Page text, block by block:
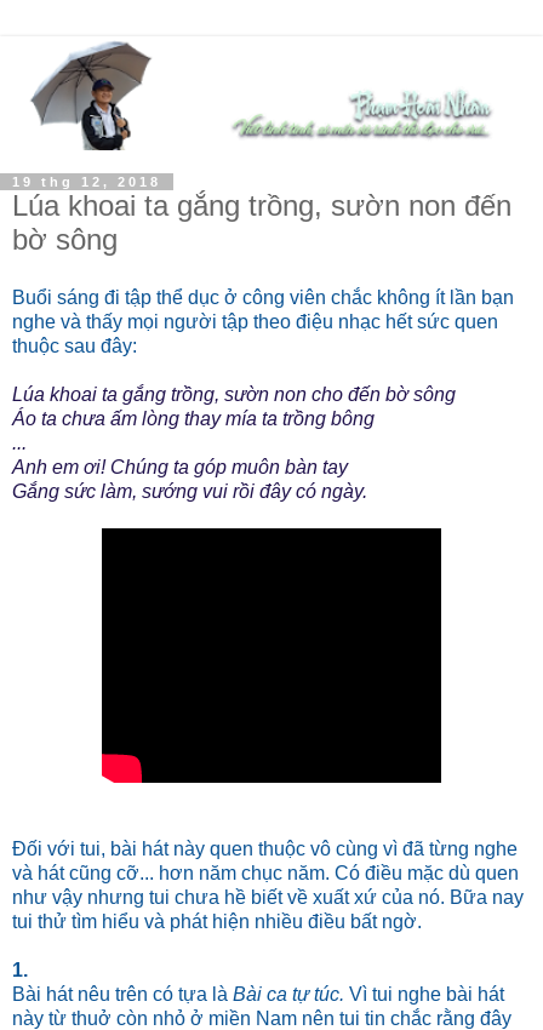
19 thg 12, 2018
Lúa khoai ta gắng trồng, sườn non đến
bờ sông
Buổi sáng đi tập thể dục ở công viên chắc không ít lần bạn
nghe và thấy mọi người tập theo điệu nhạc hết sức quen
thuộc sau đây:
Lúa khoai ta gắng trồng, sườn non cho đến bờ sông
Áo ta chưa ấm lòng thay mía ta trồng bông
...
Anh em ơi! Chúng ta góp muôn bàn tay
Gắng sức làm, sướng vui rồi đây có ngày.
Đối với tui, bài hát này quen thuộc vô cùng vì đã từng nghe
và hát cũng cỡ... hơn năm chục năm. Có điều mặc dù quen
như vậy nhưng tui chưa hề biết về xuất xứ của nó. Bữa nay
tui thử tìm hiểu và phát hiện nhiều điều bất ngờ.
1.
Bài hát nêu trên có tựa là Bài ca tự túc. Vì tui nghe bài hát
này từ thuở còn nhỏ ở miền Nam nên tui tin chắc rằng đây